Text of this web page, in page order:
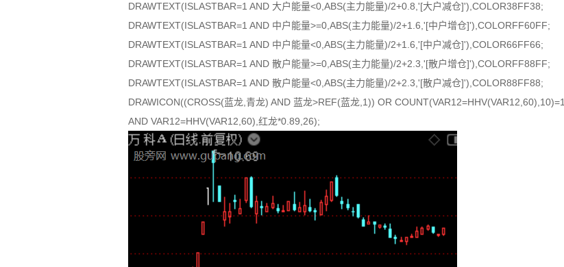
DRAWTEXT(ISLASTBAR=1 AND 大户能量<0,ABS(主力能量)/2+0.8,'[大户减仓]'),COLOR38FF38;
DRAWTEXT(ISLASTBAR=1 AND 中户能量>=0,ABS(主力能量)/2+1.6,'[中户增仓]'),COLORFF60FF;
DRAWTEXT(ISLASTBAR=1 AND 中户能量<0,ABS(主力能量)/2+1.6,'[中户减仓]'),COLOR66FF66;
DRAWTEXT(ISLASTBAR=1 AND 散户能量>=0,ABS(主力能量)/2+2.3,'[散户增仓]'),COLORFF88FF;
DRAWTEXT(ISLASTBAR=1 AND 散户能量<0,ABS(主力能量)/2+2.3,'[散户减仓]'),COLOR88FF88;
DRAWICON((CROSS(蓝龙,青龙) AND 蓝龙>REF(蓝龙,1)) OR COUNT(VAR12=HHV(VAR12,60),10)=1
AND VAR12=HHV(VAR12,60),红龙*0.89,26);